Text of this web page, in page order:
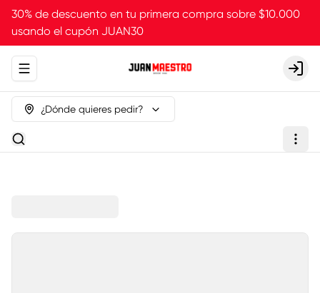
30% de descuento en tu primera compra sobre $10.000
usando el cupón JUAN30
Abrir menu de navegación Login
¿Dónde quieres pedir?